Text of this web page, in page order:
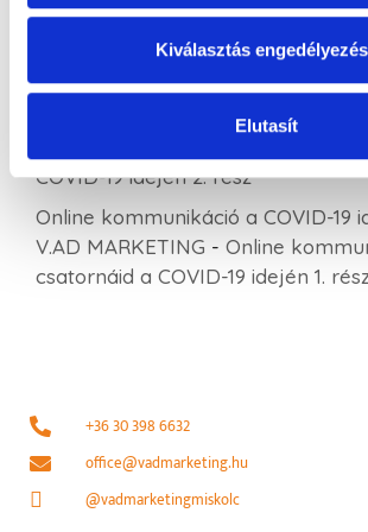
Kiválasztás
Elutasít
Online kommunikáció a COVID-19
V.AD MARKETING-Online
2020
Online kommunikáció a COVID-19
COVID-19 idején 2. rész
Online kommunikáció a COVID-19
V.AD MARKETING - Online
csatornáid a COVID-19 idején 1.
+36 30 398 6632
office@vadmarketing.hu
@vadmarketingmiskolc